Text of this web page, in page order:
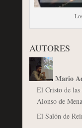
AUTORES
Mario
El Cristo de las
Alonso de Mena
El Salón de